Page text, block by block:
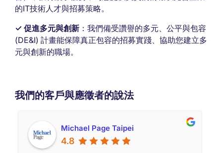
的IT技術人才與招募策略。
✓ 促進多元與創新 ：我們備受讚譽的多元、公平與包容
(DE&I) 計畫能保障真正包容的招募實踐、協助您建立多
元與創新的職場。
我們的客戶與應徵者的說法
Michael Page Taipei
4.8